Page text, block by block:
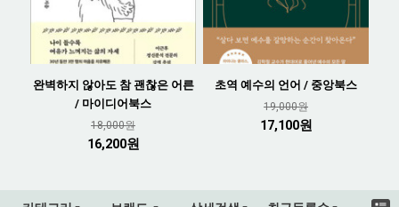
완벽하지 않아도 참 괜찮은 어른
/ 마이디어북스
18,000원
16,200원
초역 예수의 언어 / 중앙북스
19,000원
17,100원